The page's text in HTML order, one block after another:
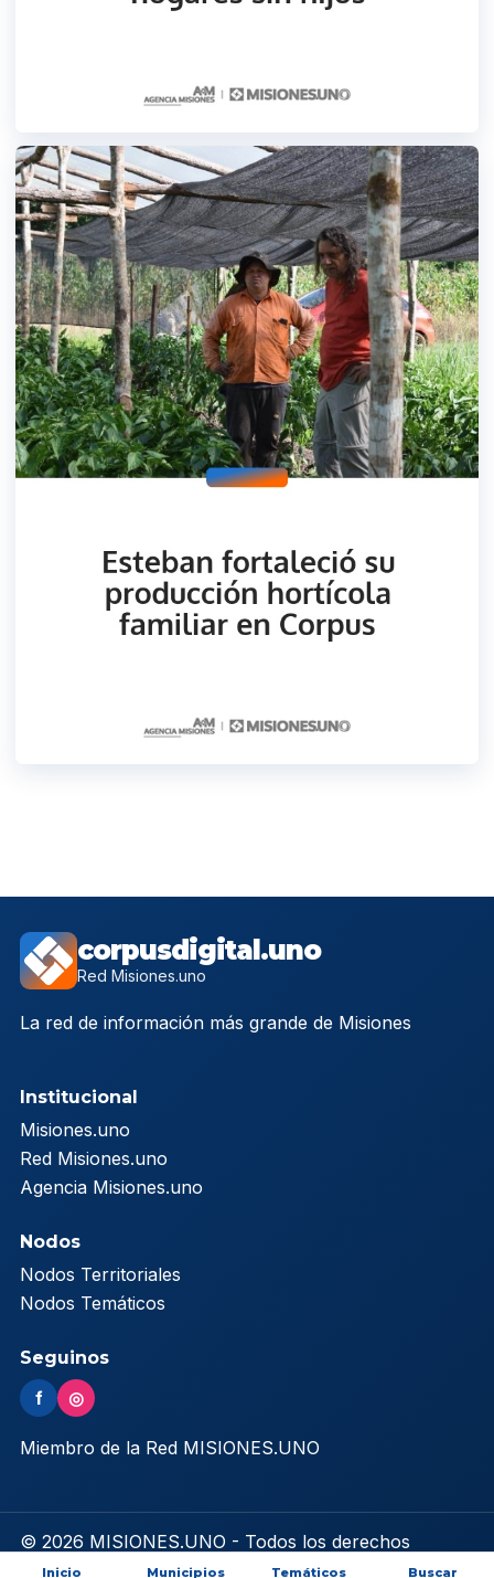
corpusdigital.uno
Red Misiones.uno
La red de información más grande de Misiones
Institucional
Misiones.uno
Red Misiones.uno
Agencia Misiones.uno
Nodos
Nodos Territoriales
Nodos Temáticos
Seguinos
f ◎
Miembro de la Red MISIONES.UNO
© 2026 MISIONES.UNO - Todos los derechos
reservados
Inicio Municipios Temáticos Buscar